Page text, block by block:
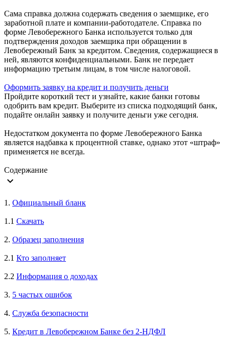
Сама справка должна содержать сведения о заемщике, его
заработной плате и компании-работодателе. Справка по
форме Левобережного Банка используется только для
подтверждения доходов заемщика при обращении в
Левобережный Банк за кредитом. Сведения, содержащиеся в
ней, являются конфиденциальными. Банк не передает
информацию третьим лицам, в том числе налоговой.
Оформить заявку на кредит и получить деньги
Пройдите короткий тест и узнайте, какие банки готовы
одобрить вам кредит. Выберите из списка подходящий банк,
подайте онлайн заявку и получите деньги уже сегодня.
Недостатком документа по форме Левобережного Банка
является надбавка к процентной ставке, однако этот «штраф»
применяется не всегда.
Содержание
expand_more
1. Официальный бланк
1.1 Скачать
2. Образец заполнения
2.1 Кто заполняет
2.2 Информация о доходах
3. 5 частых ошибок
4. Служба безопасности
5. Кредит в Левобережном Банке без 2-НДФЛ